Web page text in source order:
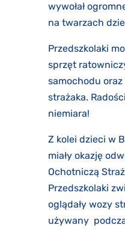
wywołał
na twarzach
Przedszkolaki
sprzęt
samochodu
strażaka.
niemiara!
Z kolei dzieci w
miały okazję
Ochotniczą
Przedszkolaki
oglądały wozy
używany